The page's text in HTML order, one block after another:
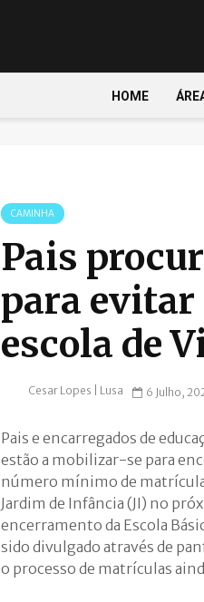
HOME
CAMINHA
Pais
para evitar
escola de
Cesar Lopes | Lusa 6 Julho,
Pais e encarregados de
estão a mobilizar-se para
número mínimo de
Jardim de Infância (JI) no
encerramento da Escola
sido divulgado através de
o processo de matrículas